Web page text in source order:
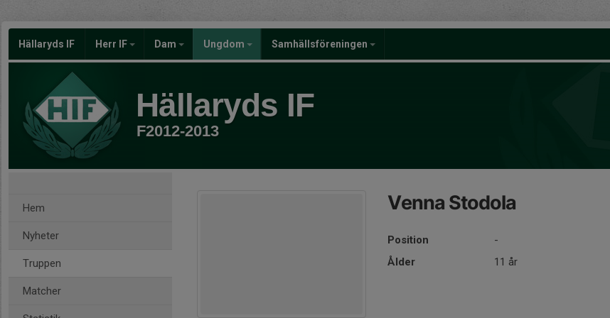
Hällaryds IF Herr IF Dam Ungdom Samhällsföreningen
Hällaryds IF
F2012-2013
Hem
Nyheter
Truppen
Matcher
Venna Stodola
Position
-
Ålder
11 år